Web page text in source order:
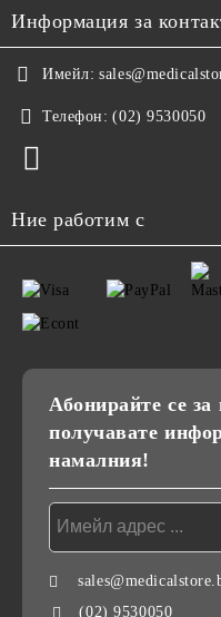
Информация за
Имейл:
Телефон: (02) 9530050
Ние работим с
Абонирайте се
получавате
намалния!
(02) 9530050